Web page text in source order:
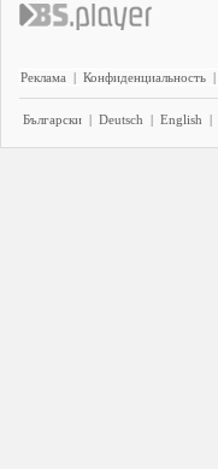
Реклама | Конфиденциальность |
Български | Deutsch | English |